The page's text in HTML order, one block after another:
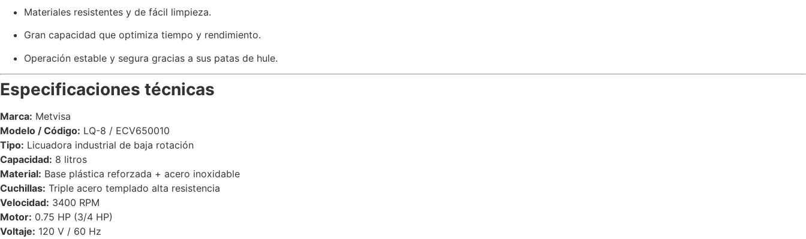
Materiales resistentes y de fácil limpieza.
Gran capacidad que optimiza tiempo y rendimiento.
Operación estable y segura gracias a sus patas de hule.
Especificaciones técnicas
Marca: Metvisa
Modelo / Código: LQ-8 / ECV650010
Tipo: Licuadora industrial de baja rotación
Capacidad: 8 litros
Material: Base plástica reforzada + acero inoxidable
Cuchillas: Triple acero templado alta resistencia
Velocidad: 3400 RPM
Motor: 0.75 HP (3/4 HP)
Voltaje: 120 V / 60 Hz